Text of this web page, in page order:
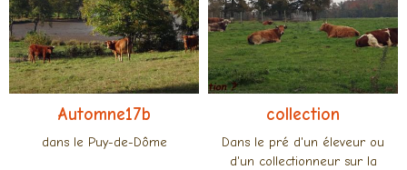
Automne17b
dans le Puy-de-Dôme
collection
Dans le pré d'un éleveur ou
d'un collectionneur sur la